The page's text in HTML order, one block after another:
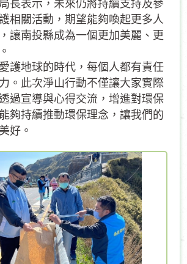
長表示，未來仍將持續支持及參
相關活動，期望能夠喚起更多人
讓南投縣成為一個更加美麗、更
護地球的時代，每個人都有責任
。此次淨山行動不僅讓大家實際
過宣導與心得交流，增進對環保
夠持續推動環保理念，讓我們的
好。